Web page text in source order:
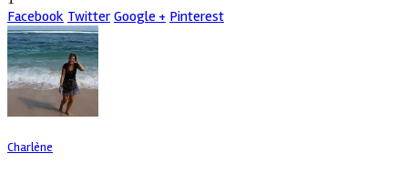
Facebook Twitter Google + Pinterest
Charlène